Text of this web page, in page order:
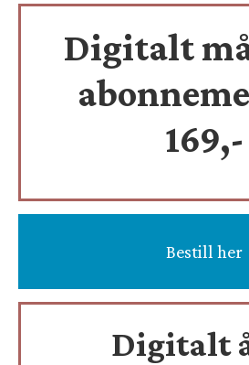
Digitalt
169,-
Bestill her
Digitalt